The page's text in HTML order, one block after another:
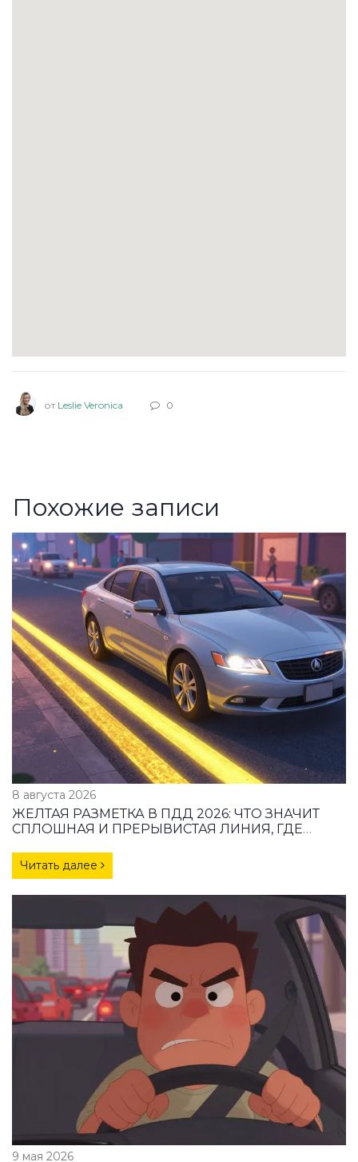
от Leslie Veronica 0
Похожие записи
8 августа 2026
ЖЕЛТАЯ РАЗМЕТКА В ПДД 2026: ЧТО ЗНАЧИТ
СПЛОШНАЯ И ПРЕРЫВИСТАЯ ЛИНИЯ, ГДЕ
Читать далее
9 мая 2026